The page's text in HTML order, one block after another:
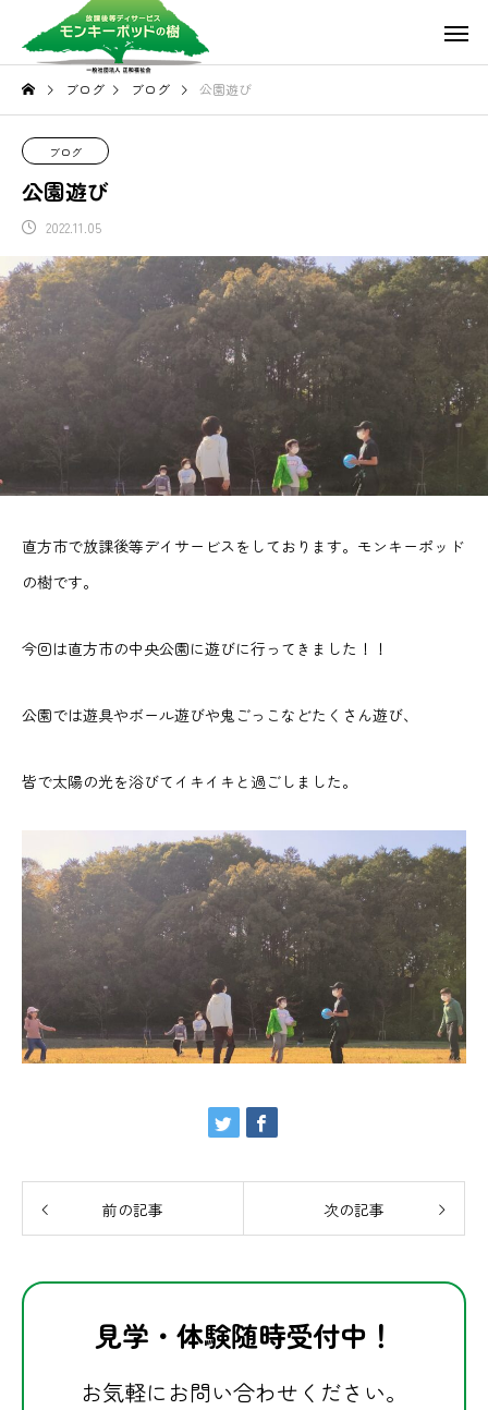
ブログ ブログ 公園遊び
ブログ
公園遊び
2022.11.05
直方市で放課後等デイサービスをしております。モンキーポッド
の樹です。
今回は直方市の中央公園に遊びに行ってきました！！
公園では遊具やボール遊びや鬼ごっこなどたくさん遊び、
皆で太陽の光を浴びてイキイキと過ごしました。
前の記事 次の記事
見学・体験随時受付中！
お気軽にお問い合わせください。